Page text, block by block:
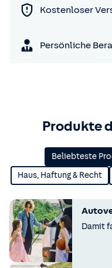
Kostenloser
Persönliche
Produkte
Beliebteste
Haus, Haftung & Recht
Damit